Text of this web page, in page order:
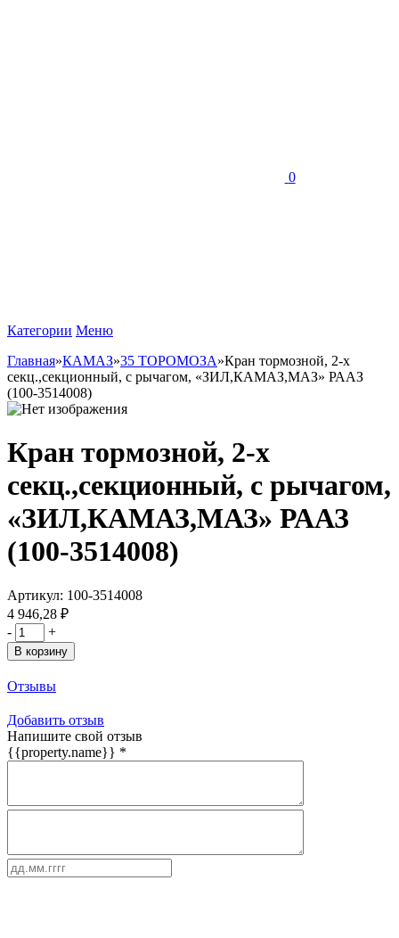
0
Категории Меню
Главная»КАМАЗ»35 ТОРОМОЗА»Кран тормозной, 2-х
секц.,секционный, с рычагом, «ЗИЛ,КАМАЗ,МАЗ» РААЗ
(100-3514008)
Кран тормозной, 2-х
секц.,секционный, с рычагом,
«ЗИЛ,КАМАЗ,МАЗ» РААЗ
(100-3514008)
Артикул: 100-3514008
4 946,28 ₽
-
+
В корзину
Отзывы
Добавить отзыв
Напишите свой отзыв
{{property.name}} *